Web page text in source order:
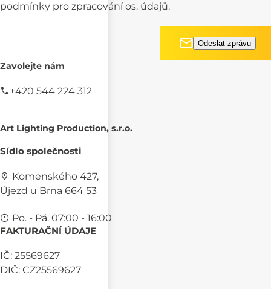
podmínky pro zpracování os. údajů.
Zavolejte nám
+420 544 224 312
Art Lighting Production, s.r.o.
Sídlo společnosti
Komenského 427,
Újezd u Brna 664 53
Po. - Pá. 07:00 - 16:00
FAKTURAČNÍ ÚDAJE
IČ: 25569627
DIČ: CZ25569627